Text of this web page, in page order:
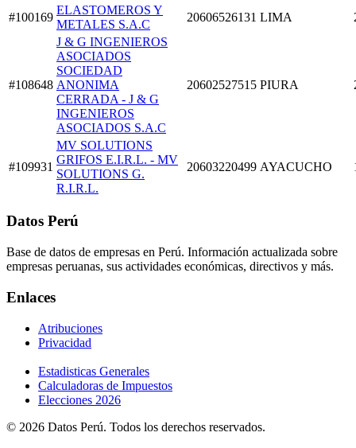
#100169
ELASTOMEROS Y
METALES S.A.C
20606526131 LIMA
#108648
J & G INGENIEROS
ASOCIADOS
SOCIEDAD
ANONIMA
CERRADA - J & G
INGENIEROS
ASOCIADOS S.A.C
20602527515 PIURA
#109931
MV SOLUTIONS
GRIFOS E.I.R.L. - MV
SOLUTIONS G.
R.I.R.L.
20603220499 AYACUCHO
Datos Perú
Base de datos de empresas en Perú. Información actualizada sobre
empresas peruanas, sus actividades económicas, directivos y más.
Enlaces
Atribuciones
Privacidad
Estadisticas Generales
Calculadoras de Impuestos
Elecciones 2026
© 2026 Datos Perú. Todos los derechos reservados.